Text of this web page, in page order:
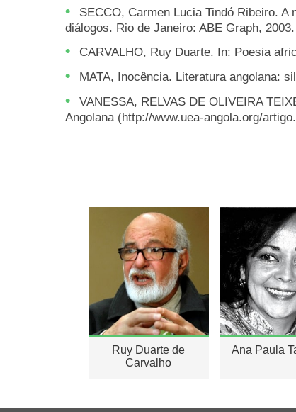
SECCO, Carmen Lucia Tindó Ribeiro.
diálogos. Rio de Janeiro: ABE Graph, 2003.
CARVALHO, Ruy Duarte. In: Poesia
MATA, Inocência. Literatura angolana:
VANESSA, RELVAS DE OLIVEIRA
Angolana (http://www.uea-angola.org/
Ruy Duarte de
Carvalho
Ana Paula